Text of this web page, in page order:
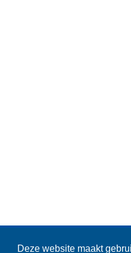
Deze website maakt